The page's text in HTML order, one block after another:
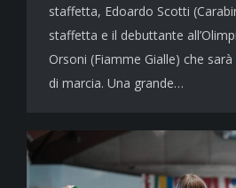
staffetta, Edoardo Scotti
staffetta e il debuttante
Orsoni (Fiamme Gialle) che
di marcia. Una grande…